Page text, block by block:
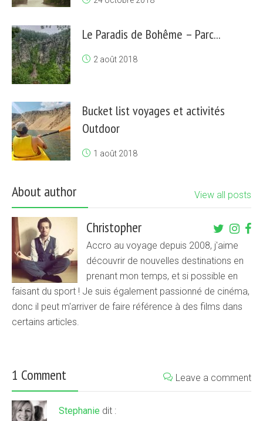
Le Paradis de Bohême – Parc...
2 août 2018
Bucket list voyages et activités
Outdoor
1 août 2018
About author View all posts
Christopher
Accro au voyage depuis 2008, j'aime
découvrir de nouvelles destinations en
prenant mon temps, et si possible en
faisant du sport ! Je suis également passionné de cinéma,
donc il peut m'arriver de faire référence à des films dans
certains articles.
1 Comment Leave a comment
Stephanie dit :